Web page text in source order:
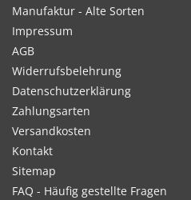
Manufaktur - Alte Sorten
Impressum
AGB
Widerrufsbelehrung
Datenschutzerklärung
Zahlungsarten
Versandkosten
Kontakt
Sitemap
FAQ - Häufig gestellte Fragen